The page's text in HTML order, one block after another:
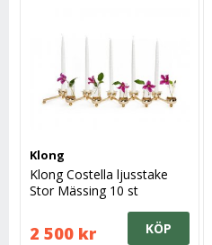
Klong
Klong Costella ljusstake
Stor Mässing 10 st
2 500 kr KÖP